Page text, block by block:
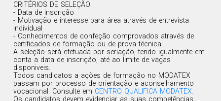
CRITÉRIOS DE SELEÇÃO
- Data de inscrição
- Motivação e interesse para área através de entrevista
individual
- Conhecimentos de confeção comprovados através de
certificados de formação ou de prova técnica
A seleção será efetuada por seriação, tendo igualmente em
conta a data de inscrição, até ao limite de vagas
disponiveis.
Todos candidatos a ações de formação no MODATEX
passam por processo de orientação e aconselhamento
vocacional. Consulte em CENTRO QUALIFICA MODATEX.
Os candidatos devem evidenciar as suas competências